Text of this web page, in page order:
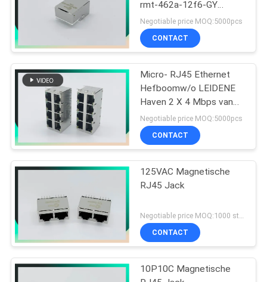
rmt-462a-12f6-GY
MIC3801D-5166
Negotiable price MOQ:5000pcs
CONTACT
Micro- RJ45 Ethernet
Hefboomw/o LEIDENE
Haven 2 X 4 Mbps van
PHC 10/100/1000
Negotiable price MOQ:5000pcs
CONTACT
125VAC Magnetische
RJ45 Jack
CONTACT
10P10C Magnetische